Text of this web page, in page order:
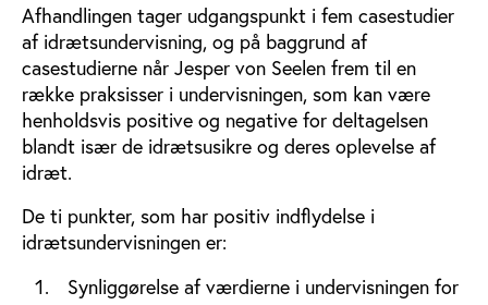
Afhandlingen tager udgangspunkt i fem casestudier
af idrætsundervisning, og på baggrund af
casestudierne når Jesper von Seelen frem til en
række praksisser i undervisningen, som kan være
henholdsvis positive og negative for deltagelsen
blandt især de idrætsusikre og deres oplevelse af
idræt.
De ti punkter, som har positiv indflydelse i
idrætsundervisningen er:
Synliggørelse af værdierne i undervisningen for